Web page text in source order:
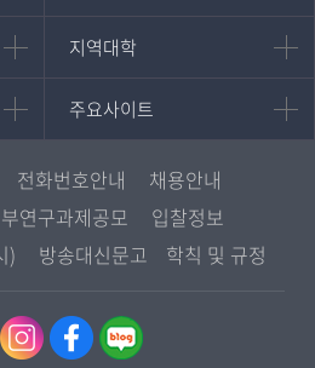
대학원
경영대학원
지역대학
지역대학
지역대학 포털
서울지역대학
대구경북지역대학
인천지역대학
광주전남지역대학
울산지역대학
주요사이트
주요사이트
멘토링
진로심리상담
교육정보화본부
국립대학육성사업
전화번호안내
채용안내
연구과제공모
입찰정보
)
방송대신문고 학칙 및 규정